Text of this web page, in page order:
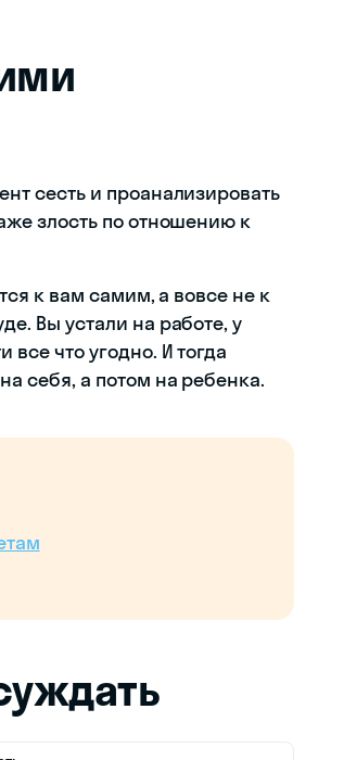
сесть и проанализировать
злость по отношению к
к вам самим, а вовсе не к
Вы устали на работе, у
что угодно. И тогда
себя, а потом на ребенка.